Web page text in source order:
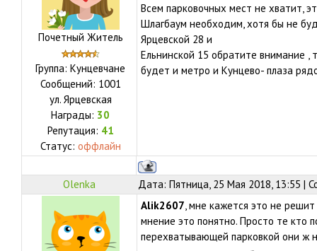
Почетный Житель
Группа: Кунцевчане
Сообщений: 1001
ул. Ярцевская
Награды: 30
Репутация: 41
Статус: оффлайн
Всем парковочных мест не хватит,
Шлагбаум необходим, хотя бы не
Ярцевской 28 и
Ельнинской 15 обратите внимание ,
будет и метро и Кунцево- плаза
Olenka Дата: Пятница, 25 Мая 2018, 13:55 |
Alik2607, мне кажется это не
мнение это понятно. Просто те кто
перехватывающей парковкой они ж